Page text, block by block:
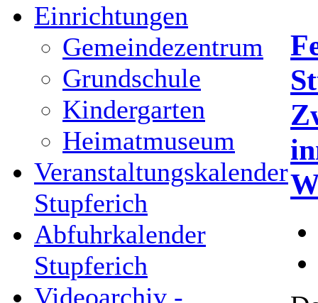
Einrichtungen
Gemeindezentrum
Grundschule
Kindergarten
Heimatmuseum
Veranstaltungskalender
Stupferich
Abfuhrkalender
Stupferich
Videoarchiv -